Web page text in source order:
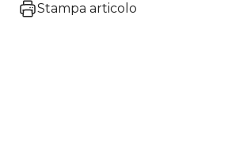
Stampa articolo